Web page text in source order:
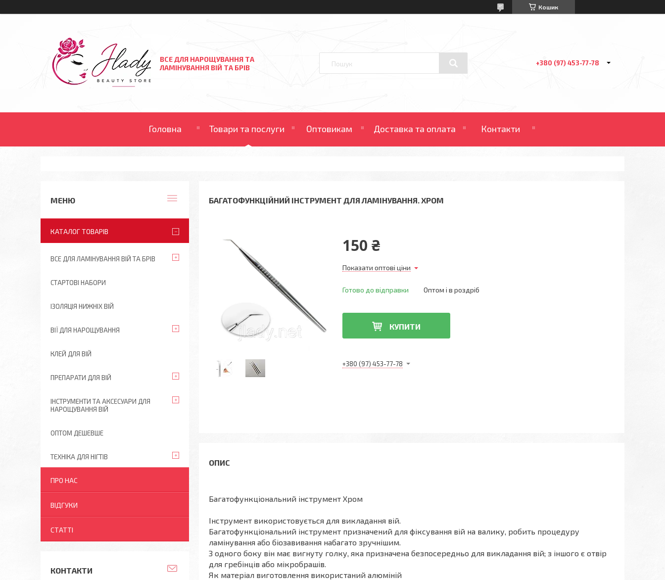
Кошик
ВСЕ ДЛЯ НАРОЩУВАННЯ ТА
ЛАМІНУВАННЯ ВІЙ ТА БРІВ
+380 (97) 453-77-78
Головна Товари та послуги Оптовикам Доставка та оплата Контакти
БАГАТОФУНКЦІЙНИЙ ІНСТРУМЕНТ ДЛЯ ЛАМІНУВАННЯ. ХРОМ
150 ₴
Показати оптові ціни
Готово до відправки Оптом і в роздріб
КУПИТИ
+380 (97) 453-77-78
Багатофункціональний інструмент Хром
Інструмент використовується для викладання вій.
Багатофункціональний інструмент призначений для фіксування вій на валику, робить процедуру
ламінування або біозавивання набагато зручнішим.
З одного боку він має вигнуту голку, яка призначена безпосередньо для викладання вій; з іншого є отвір
для гребінців або мікробрашів.
Як матеріал виготовлення використаний алюміній
КАТАЛОГ ТОВАРІВ
ВСЕ ДЛЯ ЛАМІНУВАННЯ ВІЙ ТА БРІВ
СТАРТОВІ НАБОРИ
ІЗОЛЯЦІЯ НИЖНІХ ВІЙ
ВІЇ ДЛЯ НАРОЩУВАННЯ
КЛЕЙ ДЛЯ ВІЙ
ПРЕПАРАТИ ДЛЯ ВІЙ
ІНСТРУМЕНТИ ТА АКСЕСУАРИ ДЛЯ
НАРОЩУВАННЯ ВІЙ
ОПТОМ ДЕШЕВШЕ
ТЕХНІКА ДЛЯ НІГТІВ
ПРО НАС
ВІДГУКИ
СТАТТІ
КОНТАКТИ